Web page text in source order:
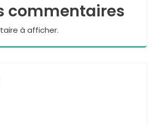
commentaires
à afficher.